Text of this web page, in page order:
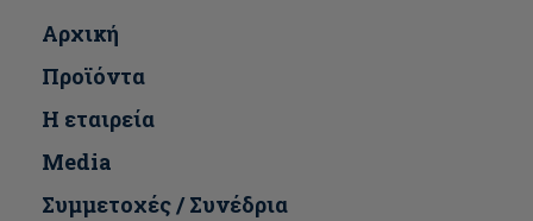
Αρχική
Προϊόντα
Η εταιρεία
Media
Συμμετοχές / Συνέδρια